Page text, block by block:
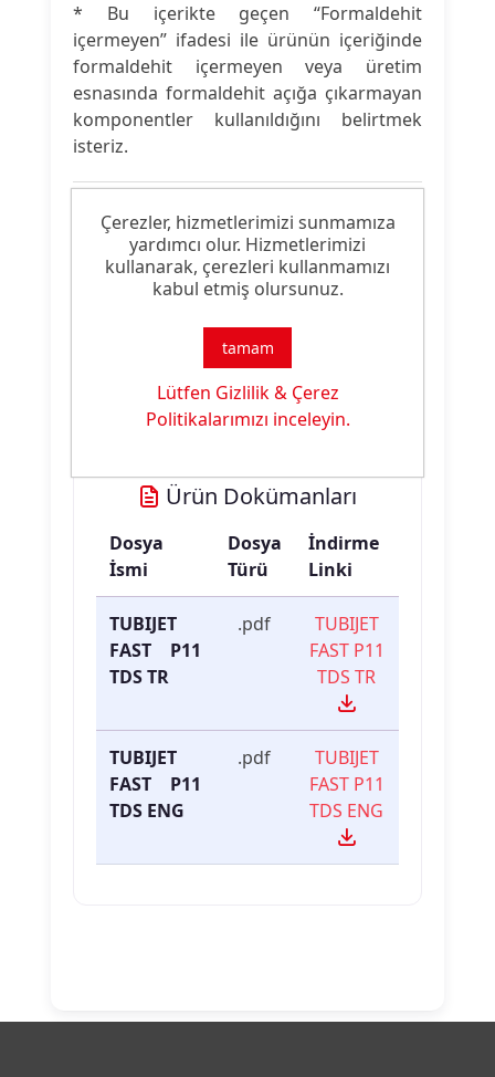
* Bu içerikte geçen “Formaldehit
içermeyen” ifadesi ile ürünün içeriğinde
formaldehit içermeyen veya üretim
esnasında formaldehit açığa çıkarmayan
komponentler kullanıldığını belirtmek
isteriz.
Ürün Nitelikleri
Ink Jet Baskı Malzemesi
FF Ink Jet Baskı Malzemesi
Ürün Dokümanları
Dosya
İsmi
Dosya
Türü
İndirme
Linki
TUBIJET
FAST P11
TDS TR
.pdf
TUBIJET
FAST P11
TDS TR
TUBIJET
FAST P11
TDS ENG
.pdf
TUBIJET
FAST P11
TDS ENG
Çerezler, hizmetlerimizi sunmamıza
yardımcı olur. Hizmetlerimizi
kullanarak, çerezleri kullanmamızı
kabul etmiş olursunuz.
tamam
Lütfen Gizlilik & Çerez
Politikalarımızı inceleyin.